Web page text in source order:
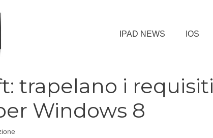
IPAD NEWS IOS
trapelano i requisiti
Windows 8